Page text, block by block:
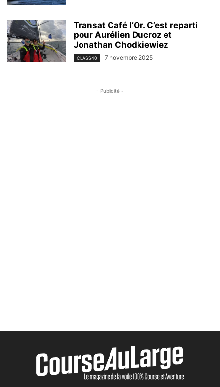
Transat Café l’Or. C’est reparti
pour Aurélien Ducroz et
Jonathan Chodkiewiez
CLASS40 7 novembre 2025
- Publicité -